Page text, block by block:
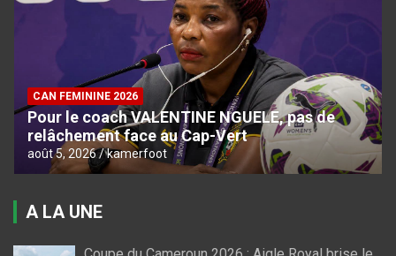
CAN FEMININE 2026
Pour le coach VALENTINE NGUELE, pas de
relâchement face au Cap-Vert
août 5, 2026 kamerfoot
A LA UNE